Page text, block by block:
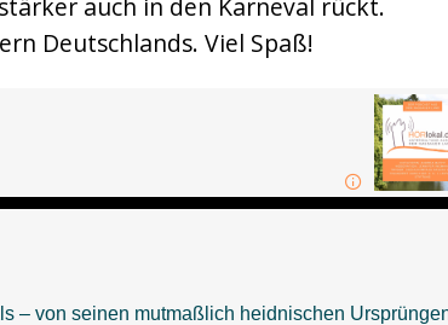
auch in den Karneval rückt.
Deutschlands. Viel Spaß!